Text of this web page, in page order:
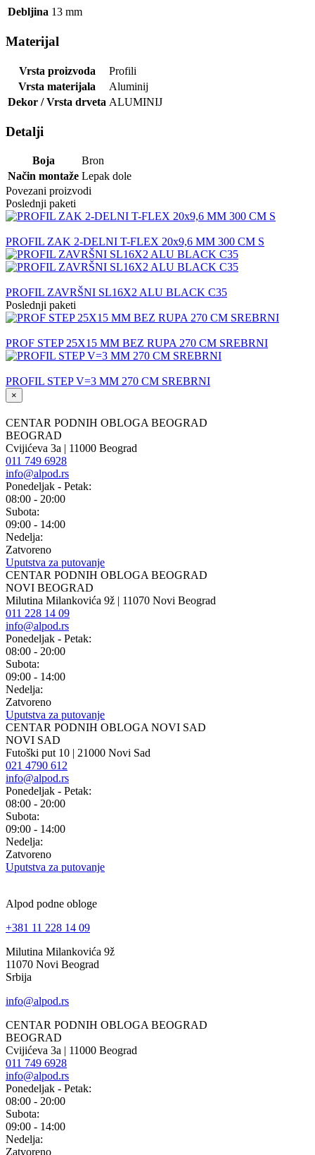
Debljina 13 mm
Materijal
Vrsta proizvoda
Profili
Vrsta materijala
Aluminij
Dekor / Vrsta drveta ALUMINIJ
Detalji
Boja
Bron
Način montaže Lepak dole
Povezani proizvodi
Poslednji paketi
PROFIL ZAK 2-DELNI T-FLEX 20x9,6 MM 300 CM S
PROFIL ZAVRŠNI SL16X2 ALU BLACK C35
Poslednji paketi
PROF STEP 25X15 MM BEZ RUPA 270 CM SREBRNI
PROFIL STEP V=3 MM 270 CM SREBRNI
×
CENTAR PODNIH OBLOGA BEOGRAD
BEOGRAD
Cvijićeva 3a | 11000 Beograd
011 749 6928
info@alpod.rs
Ponedeljak - Petak:
08:00 - 20:00
Subota:
09:00 - 14:00
Nedelja:
Zatvoreno
Uputstva za putovanje
CENTAR PODNIH OBLOGA BEOGRAD
NOVI BEOGRAD
Milutina Milankovića 9ž | 11070 Novi Beograd
011 228 14 09
info@alpod.rs
Ponedeljak - Petak:
08:00 - 20:00
Subota:
09:00 - 14:00
Nedelja:
Zatvoreno
Uputstva za putovanje
CENTAR PODNIH OBLOGA NOVI SAD
NOVI SAD
Futoški put 10 | 21000 Novi Sad
021 4790 612
info@alpod.rs
Ponedeljak - Petak:
08:00 - 20:00
Subota:
09:00 - 14:00
Nedelja:
Zatvoreno
Uputstva za putovanje
Alpod podne obloge
+381 11 228 14 09
Milutina Milankovića 9ž
11070 Novi Beograd
Srbija
info@alpod.rs
CENTAR PODNIH OBLOGA BEOGRAD
BEOGRAD
Cvijićeva 3a | 11000 Beograd
011 749 6928
info@alpod.rs
Ponedeljak - Petak:
08:00 - 20:00
Subota:
09:00 - 14:00
Nedelja:
Zatvoreno